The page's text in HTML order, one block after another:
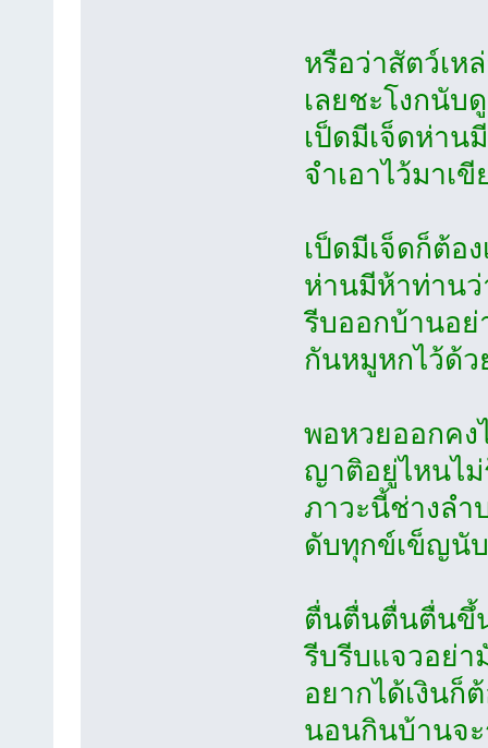
หรือว่าสัตว์เห
เลยชะโงกนับ
เป็ดมีเจ็ดห่าน
จำเอาไว้มาเ
เป็ดมีเจ็ดก็ต้อ
ห่านมีห้าท่าน
รีบออกบ้านอย่
กันหมูหกไว้ด้ว
พอหวยออกคง
ญาติอยู่ไหนไม่
ภาวะนี้ช่างลำ
ดับทุกข์เข็ญนั
ตื่นตื่นตื่นตื่นขึ้
รีบรีบแจวอย่
อยากได้เงินก็
นอนกินบ้านจะ